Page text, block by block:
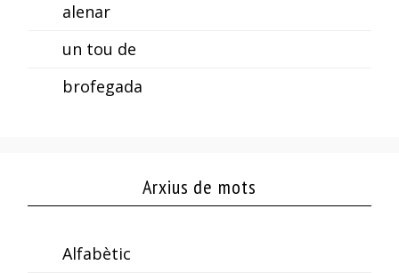
alenar
un tou de
brofegada
Arxius de mots
Alfabètic